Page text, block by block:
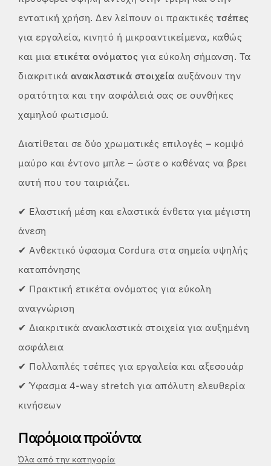
εντατική χρήση. Δεν λείπουν οι πρακτικές τσέπες
για εργαλεία, κινητό ή μικροαντικείμενα, καθώς
και μια ετικέτα ονόματος για εύκολη σήμανση. Τα
διακριτικά ανακλαστικά στοιχεία αυξάνουν την
ορατότητα και την ασφάλειά σας σε συνθήκες
χαμηλού φωτισμού.
Διατίθεται σε δύο χρωματικές επιλογές – κομψό
μαύρο και έντονο μπλε – ώστε ο καθένας να βρει
αυτή που του ταιριάζει.
✔ Ελαστική μέση και ελαστικά ένθετα για μέγιστη
άνεση
✔ Ανθεκτικό ύφασμα Cordura στα σημεία υψηλής
καταπόνησης
✔ Πρακτική ετικέτα ονόματος για εύκολη
αναγνώριση
✔ Διακριτικά ανακλαστικά στοιχεία για αυξημένη
ασφάλεια
✔ Πολλαπλές τσέπες για εργαλεία και αξεσουάρ
✔ Ύφασμα 4-way stretch για απόλυτη ελευθερία
κινήσεων
Παρόμοια προϊόντα
Όλα από την κατηγορία